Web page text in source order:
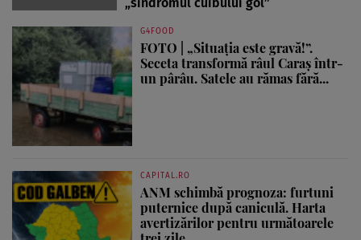
G4FOOD
FOTO | „Situația este gravă!”.
Seceta transformă râul Caraș într-
un pârâu. Satele au rămas fără...
CAPITAL.RO
ANM schimbă prognoza: furtuni
puternice după caniculă. Harta
avertizărilor pentru următoarele